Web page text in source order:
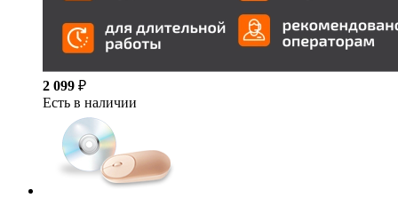
2 099 ₽
Есть в наличии